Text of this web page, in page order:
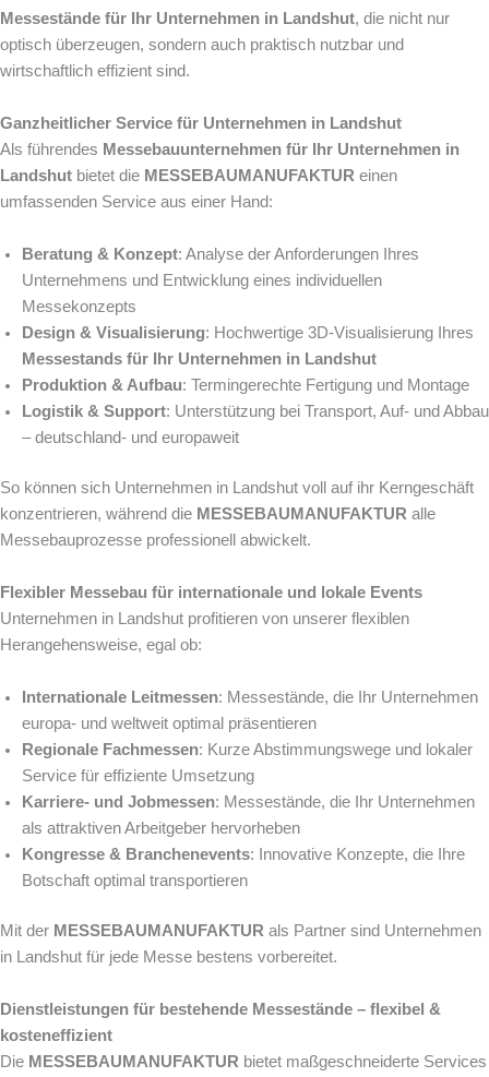
Messestände für Ihr Unternehmen in Landshut, die nicht nur
optisch überzeugen, sondern auch praktisch nutzbar und
wirtschaftlich effizient sind.
Ganzheitlicher Service für Unternehmen in Landshut
Als führendes Messebauunternehmen für Ihr Unternehmen in
Landshut bietet die MESSEBAUMANUFAKTUR einen
umfassenden Service aus einer Hand:
Beratung & Konzept: Analyse der Anforderungen Ihres
Unternehmens und Entwicklung eines individuellen
Messekonzepts
Design & Visualisierung: Hochwertige 3D-Visualisierung Ihres
Messestands für Ihr Unternehmen in Landshut
Produktion & Aufbau: Termingerechte Fertigung und Montage
Logistik & Support: Unterstützung bei Transport, Auf- und Abbau
– deutschland- und europaweit
So können sich Unternehmen in Landshut voll auf ihr Kerngeschäft
konzentrieren, während die MESSEBAUMANUFAKTUR alle
Messebauprozesse professionell abwickelt.
Flexibler Messebau für internationale und lokale Events
Unternehmen in Landshut profitieren von unserer flexiblen
Herangehensweise, egal ob:
Internationale Leitmessen: Messestände, die Ihr Unternehmen
europa- und weltweit optimal präsentieren
Regionale Fachmessen: Kurze Abstimmungswege und lokaler
Service für effiziente Umsetzung
Karriere- und Jobmessen: Messestände, die Ihr Unternehmen
als attraktiven Arbeitgeber hervorheben
Kongresse & Branchenevents: Innovative Konzepte, die Ihre
Botschaft optimal transportieren
Mit der MESSEBAUMANUFAKTUR als Partner sind Unternehmen
in Landshut für jede Messe bestens vorbereitet.
Dienstleistungen für bestehende Messestände – flexibel &
kosteneffizient
Die MESSEBAUMANUFAKTUR bietet maßgeschneiderte Services